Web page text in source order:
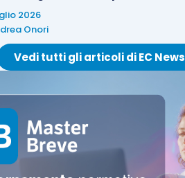
2026
Onori
Vedi tutti gli articoli di EC News